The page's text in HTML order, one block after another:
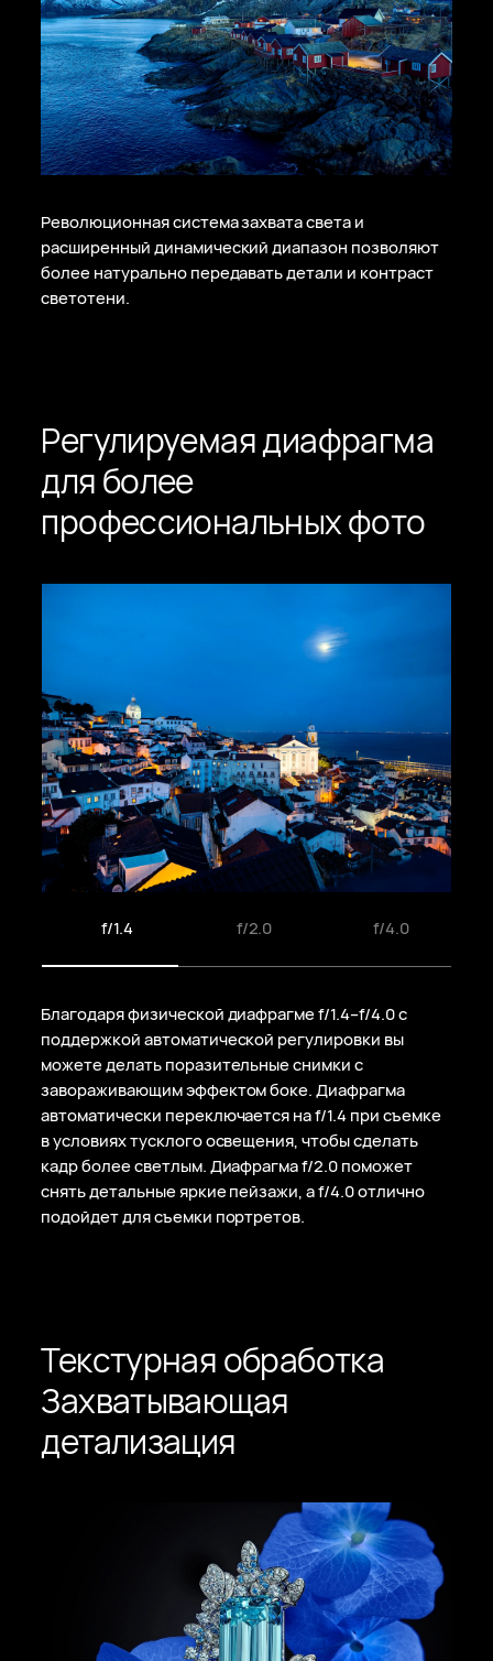
Революционная система захвата света и
расширенный динамический диапазон позволяют
более натурально передавать детали и контраст
светотени.
Регулируемая диафрагма
для более
профессиональных фото
f/1.4 f/2.0 f/4.0
Благодаря физической диафрагмеf/1.4–f/4.0с
поддержкой автоматической регулировки вы
можете делать поразительные снимки с
завораживающим эффектом боке. Диафрагма
автоматически переключается на f/1.4 при съемке
в условиях тусклого освещения, чтобы сделать
кадр более светлым. Диафрагма f/2.0 поможет
снять детальные яркие пейзажи, а f/4.0 отлично
подойдет для съемки портретов.
Текстурная обработка
Захватывающая
детализация